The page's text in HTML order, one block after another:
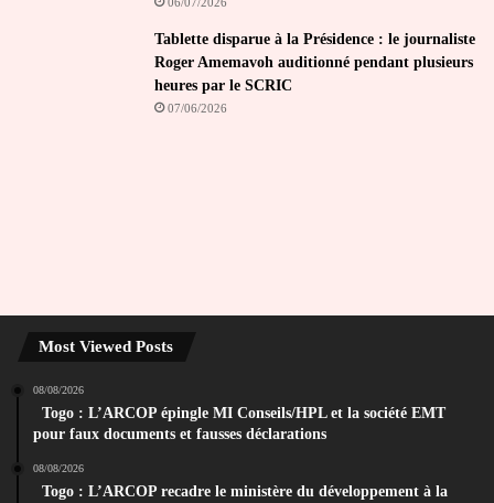
Tablette disparue à la Présidence : le journaliste
Roger Amemavoh auditionné pendant plusieurs
heures par le SCRIC
07/06/2026
Most Viewed Posts
08/08/2026
Togo : L’ARCOP épingle MI Conseils/HPL et la société EMT
pour faux documents et fausses déclarations
08/08/2026
Togo : L’ARCOP recadre le ministère du développement à la